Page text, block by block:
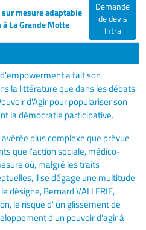
mesure adaptable
La Grande Motte
Demande
de devis
Intra
a fait son
la littérature que dans les débats
d'Agir pour populariser son
la démocratie participative.
plus complexe que prévue
que l'action sociale, médico-
où, malgré les traits
il se dégage une multitude
désigne, Bernard VALLERIE,
le risque d' un glissement de
d'un pouvoir d'agir à